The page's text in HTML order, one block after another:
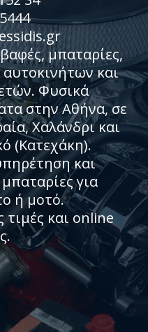
μπαταρίες,
αυτοκινήτων και
Φυσικά
στην Αθήνα, σε
Χαλάνδρι και
(Κατεχάκη).
και
για
ή μοτό.
τιμές και online